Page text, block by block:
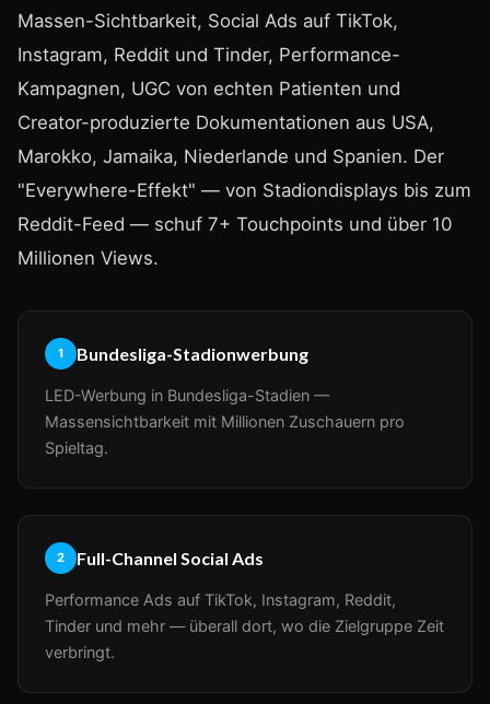
Massen-Sichtbarkeit, Social Ads auf TikTok,
Instagram, Reddit und Tinder, Performance-
Kampagnen, UGC von echten Patienten und
Creator-produzierte Dokumentationen aus USA,
Marokko, Jamaika, Niederlande und Spanien. Der
"Everywhere-Effekt" — von Stadiondisplays bis zum
Reddit-Feed — schuf 7+ Touchpoints und über 10
Millionen Views.
1 Bundesliga-Stadionwerbung
LED-Werbung in Bundesliga-Stadien —
Massensichtbarkeit mit Millionen Zuschauern pro
Spieltag.
2 Full-Channel Social Ads
Performance Ads auf TikTok, Instagram, Reddit,
Tinder und mehr — überall dort, wo die Zielgruppe Zeit
verbringt.